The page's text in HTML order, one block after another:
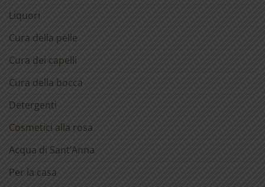
Liquori
Cura della pelle
Cura dei capelli
Cura della bocca
Detergenti
Cosmetici alla rosa
Acqua di Sant’Anna
Per la casa